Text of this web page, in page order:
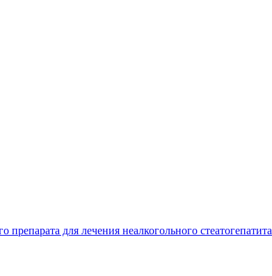
для лечения неалкогольного стеатогепатита